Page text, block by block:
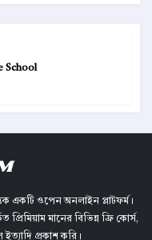
School
একটি ওপেন অনলাইন প্লাটফর্ম।
প্রিমিয়াম মানের বিভিন্ন ফ্রি কোর্স,
প্রকাশ করি।